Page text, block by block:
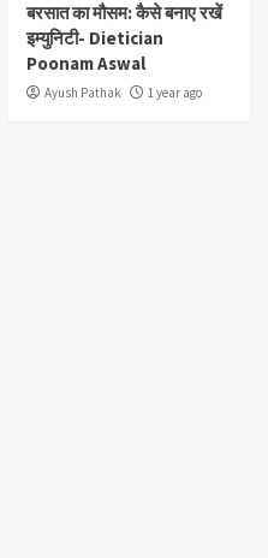
बरसात का मौसम: कैसे बनाए रखें
इम्युनिटी- Dietician
Poonam Aswal
Ayush Pathak 1 year ago